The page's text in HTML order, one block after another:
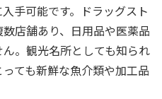
手可能です。ドラッグスト
店舗あり、日用品や医薬品
。観光名所としても知られ
ても新鮮な魚介類や加工品